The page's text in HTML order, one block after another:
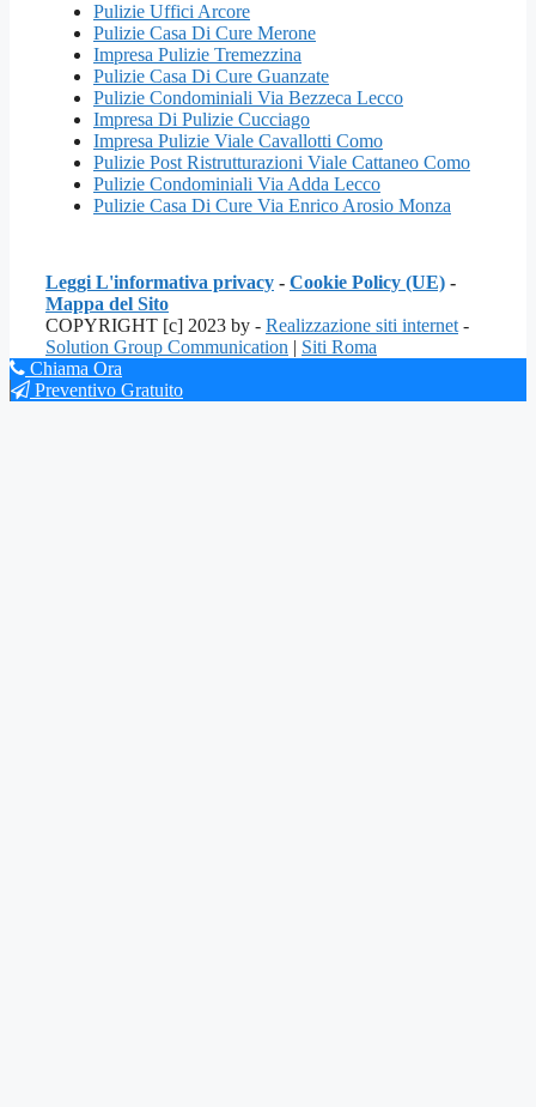
Pulizie Uffici Arcore
Pulizie Casa Di Cure Merone
Impresa Pulizie Tremezzina
Pulizie Casa Di Cure Guanzate
Pulizie Condominiali Via Bezzeca Lecco
Impresa Di Pulizie Cucciago
Impresa Pulizie Viale Cavallotti Como
Pulizie Post Ristrutturazioni Viale Cattaneo Como
Pulizie Condominiali Via Adda Lecco
Pulizie Casa Di Cure Via Enrico Arosio Monza
Leggi L'informativa privacy - Cookie Policy (UE) -
Mappa del Sito
COPYRIGHT [c] 2023 by - Realizzazione siti internet -
Solution Group Communication | Siti Roma
Chiama Ora
Preventivo Gratuito